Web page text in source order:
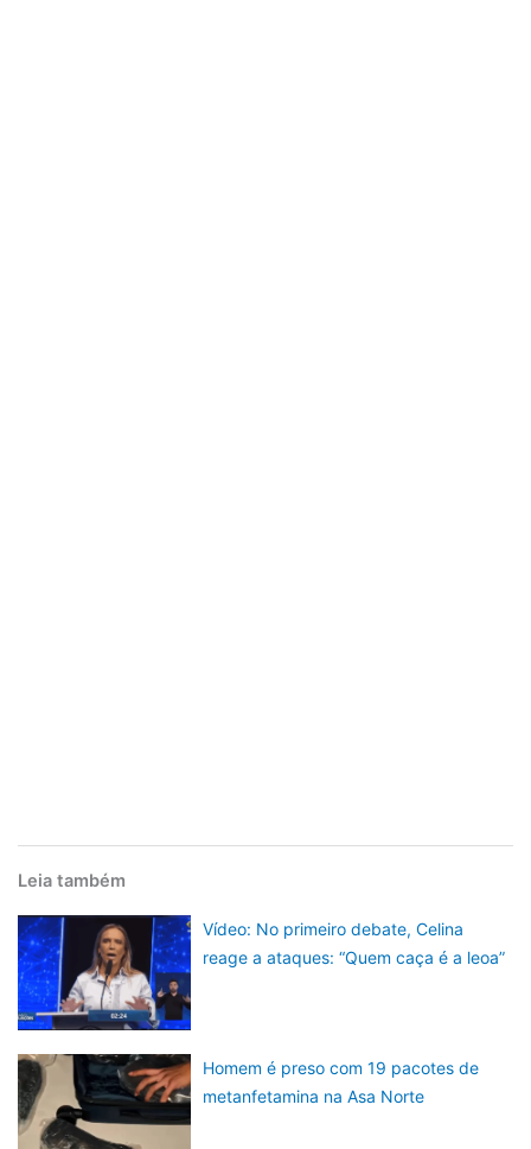
Leia também
Vídeo: No primeiro debate, Celina
reage a ataques: “Quem caça é a leoa”
Homem é preso com 19 pacotes de
metanfetamina na Asa Norte